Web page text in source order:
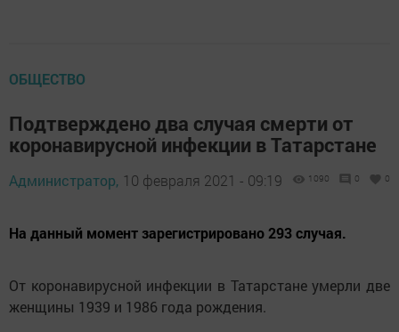
ОБЩЕСТВО
Подтверждено два случая смерти от
коронавирусной инфекции в Татарстане
Администратор, 10 февраля 2021 - 09:19 1090 0 0
На данный момент зарегистрировано 293 случая.
От коронавирусной инфекции в Татарстане умерли две
женщины 1939 и 1986 года рождения.